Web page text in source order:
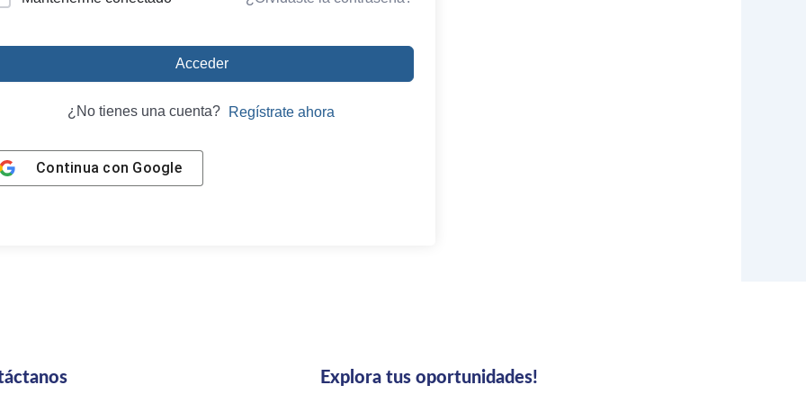
Acceder
¿No tienes una cuenta? Regístrate ahora
Continua con Google
Explora tus oportunidades!